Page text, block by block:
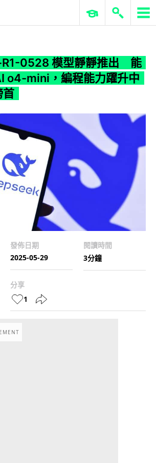
ERP 與商業 AI
0528 模型靜靜推出 能
o4-mini，編程能力躍升中
首
發佈日期
2025-05-29
閱讀時間
3分鐘
分享
1